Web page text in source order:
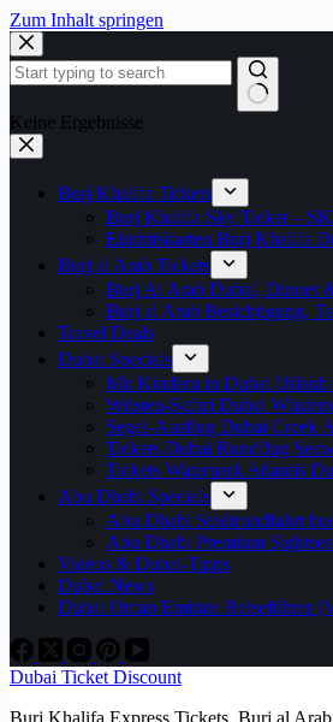
Zum Inhalt springen
Keine Ergebnisse
Burj Khalifa Tickets
Burj Khalifa Sky Ticket –
Eintrittskarten Burj Khalifa
Burj al Arab Tickets
Burj Al Arab Dubai, Dinner
Burj al Arab Besichtigung,
Travel Deals
Dubai Specials
Mit Kindern in Dubai Urlaub
Wüsten-Safari Dubai
Segel-Ausflug Dubai Creek
Tickets Dubai Rundflug
Tickets Waterpark Atlantis
Abu Dhabi Specials
Abu Dhabi Stadtrundfahrt
Abu Dhabi Premium
Videos & Dubai-Tipps
Dubai News
Dubai Oman Emirate Reiseführer
Dubai Ticket Discount
Burj Khalifa Express Tickets. Burj al